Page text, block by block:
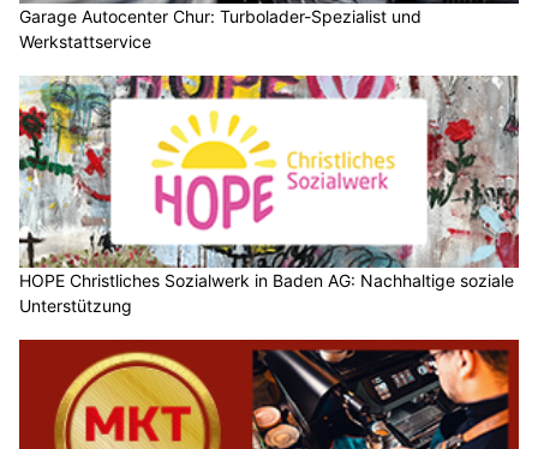
Garage Autocenter Chur: Turbolader-Spezialist und
Werkstattservice
HOPE Christliches Sozialwerk in Baden AG: Nachhaltige soziale
Unterstützung